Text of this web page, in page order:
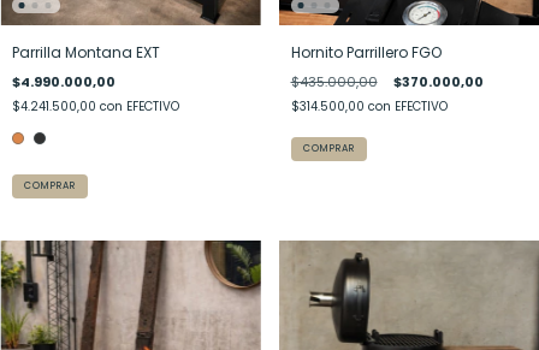
Parrilla Montana EXT
$4.990.000,00
$4.241.500,00 con EFECTIVO
COMPRAR
Hornito Parrillero FGO
$435.000,00 $370.000,00
$314.500,00 con EFECTIVO